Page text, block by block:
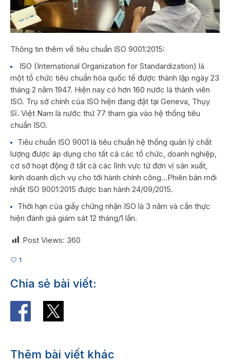
Thông tin thêm về tiêu chuẩn ISO 9001:2015:
ISO (International Organization for Standardization) là
một tổ chức tiêu chuẩn hóa quốc tế được thành lập ngày 23
tháng 2 năm 1947. Hiện nay có hơn 160 nước là thành viên
ISO. Trụ sở chính của ISO hiện đang đặt tại Geneva, Thụy
Sĩ. Việt Nam là nước thứ 77 tham gia vào hệ thống tiêu
chuẩn ISO.
Tiêu chuẩn ISO 9001 là tiêu chuẩn hệ thống quản lý chất
lượng được áp dụng cho tất cả các tổ chức, doanh nghiệp,
cơ sở hoạt động ở tất cả các lĩnh vực từ đơn vị sản xuất,
kinh doanh dịch vụ cho tới hành chính công…Phiên bản mới
nhất ISO 9001:2015 được ban hành 24/09/2015.
Thời hạn của giấy chứng nhận ISO là 3 năm và cần thực
hiện đánh giá giám sát 12 tháng/1 lần.
Post Views: 360
1
Chia sẻ bài viết:
Thêm bài viết khác